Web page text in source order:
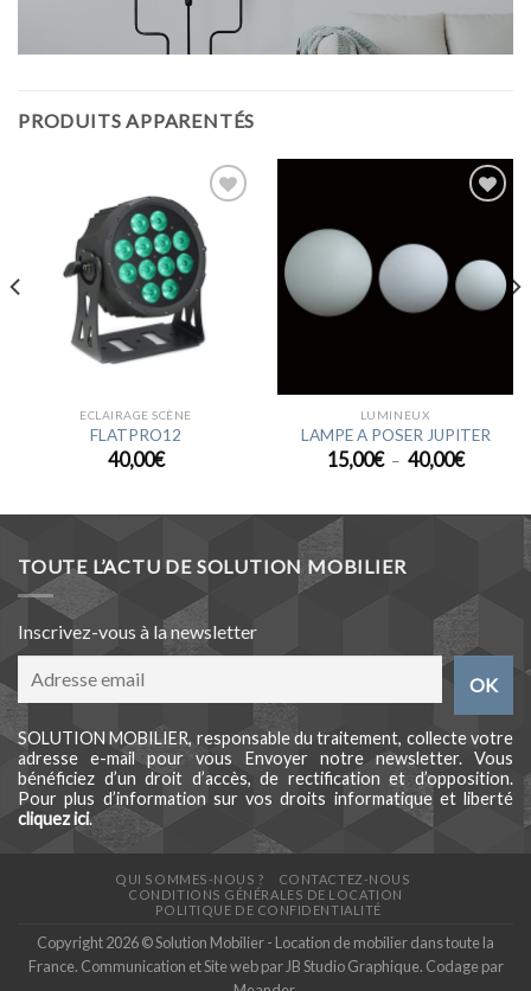
PRODUITS APPARENTÉS
Ajouter
wishlist
ECLAIRAGE SCÈNE
FLATPRO12
40,00€
LUMINEUX
LAMPE A POSER JUPITER
15,00€ – 40,00€Plage
de
à
TOUTE L’ACTU DE SOLUTION MOBILIER
Inscrivez-vous à la newsletter
SOLUTION MOBILIER, responsable du traitement, collecte votre
adresse e-mail pour vous Envoyer notre newsletter. Vous
bénéficiez d’un droit d’accès, de rectification et d’opposition.
Pour plus d’information sur vos droits informatique et liberté
cliquez ici.
QUI SOMMES-NOUS ?
CONTACTEZ-NOUS
CONDITIONS GÉNÉRALES DE LOCATION
POLITIQUE DE CONFIDENTIALITÉ
Copyright 2026 © Solution Mobilier - Location de mobilier dans toute la
France. Communication et Site web par JB Studio Graphique. Codage par